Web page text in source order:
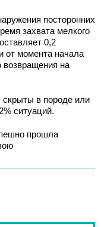
посторонних
захвата мелкого
0,2
от момента начала
возвращения на
скрыты в породе или
ситуаций.
прошла